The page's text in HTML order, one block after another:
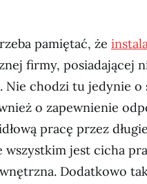
pamiętać, że
firmy, posiadającej
Nie chodzi tu jedynie o
o zapewnienie
pracę przez
jest cicha
Dodatkowo